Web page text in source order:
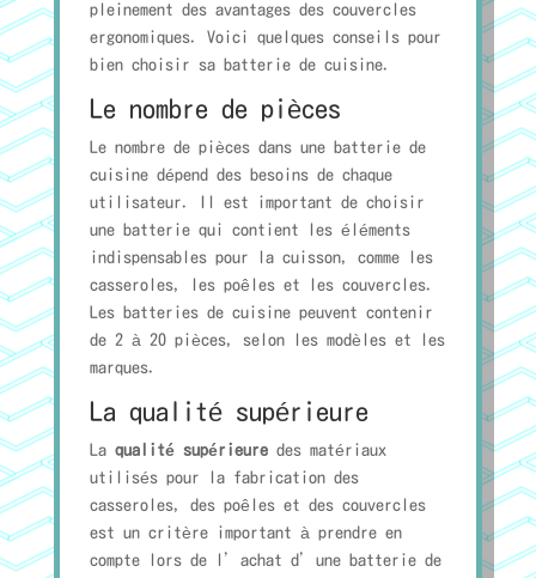
pleinement des avantages des couvercles
ergonomiques. Voici quelques conseils pour
bien choisir sa batterie de cuisine.
Le nombre de pièces
Le nombre de pièces dans une batterie de
cuisine dépend des besoins de chaque
utilisateur. Il est important de choisir
une batterie qui contient les éléments
indispensables pour la cuisson, comme les
casseroles, les poêles et les couvercles.
Les batteries de cuisine peuvent contenir
de 2 à 20 pièces, selon les modèles et les
marques.
La qualité supérieure
La qualité supérieuredes matériaux
utilisés pour la fabrication des
casseroles, des poêles et des couvercles
est un critère important à prendre en
compte lors de l’achat d’une batterie de